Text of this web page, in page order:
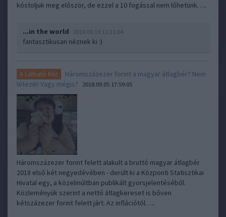
kóstoljuk meg először, de ezzel a 10 fogással nem lőhetünk…..
...in the world 2018.09.19 11:11:04
fantasztikusan néznek ki :)
A Látható Kéz
Háromszázezer forint a magyar átlagbér? Nem
létezik! Vagy mégis?
2018.09.05 17:59:05
Háromszázezer forint felett alakult a bruttó magyar átlagbér
2018 első két negyedévében - derült ki a Központi Statisztikai
Hivatal egy, a közelmúltban publikált gyorsjelentéséből.
Közleményük szerint a nettó átlagkereset is bőven
kétszázezer forint felett járt. Az inflációtól…..